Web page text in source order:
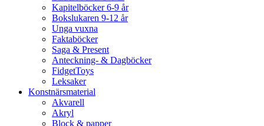
Kapitelböcker 6-9 år
Bokslukaren 9-12 år
Unga vuxna
Faktaböcker
Saga & Present
Anteckning- & Dagböcker
FidgetToys
Leksaker
Konstnärsmaterial
Akvarell
Akryl
Block & papper